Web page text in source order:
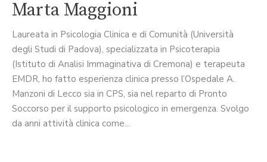
Marta Maggioni
Laureata in Psicologia Clinica e di Comunità (Università
degli Studi di Padova), specializzata in Psicoterapia
(Istituto di Analisi Immaginativa di Cremona) e terapeuta
EMDR, ho fatto esperienza clinica presso l’Ospedale A.
Manzoni di Lecco sia in CPS, sia nel reparto di Pronto
Soccorso per il supporto psicologico in emergenza. Svolgo
da anni attività clinica come...